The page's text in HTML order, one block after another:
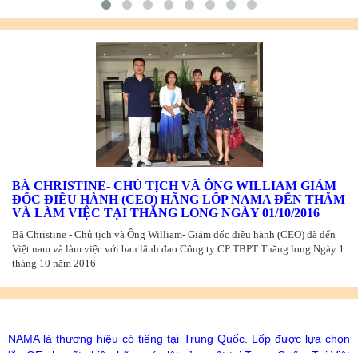
BÀ CHRISTINE- CHỦ TỊCH VÀ ÔNG WILLIAM GIÁM
ĐỐC ĐIỀU HÀNH (CEO) HÃNG LỐP NAMA ĐẾN THĂM
VÀ LÀM VIỆC TẠI THĂNG LONG NGÀY 01/10/2016
Bà Christine - Chủ tịch và Ông William- Giám đốc điều hành (CEO) đã đến
Việt nam và làm việc với ban lãnh đạo Công ty CP TBPT Thăng long Ngày 1
tháng 10 năm 2016
NAMA là thương hiệu có tiếng tại Trung Quốc. Lốp được lựa chọn